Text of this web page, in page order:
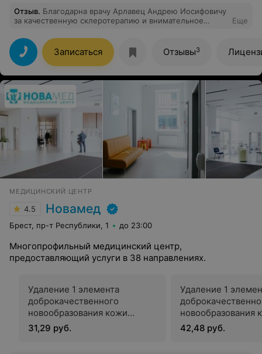
Отзыв. Благодарна врачу Арлавец Андрею Иосифовичу
за качественную склеротерапию и внимательное
объяснил, как всё будет проходить, какие результаты
ожидать и как ухаживать за ногами после. Сейчас, на
этапе реабилитации, вижу отличный результат — ноги
чувствуют себя намного лучше. Всё чётко,
профессионально и по‑человечески!
Еще
Записаться Отзывы3
МЕДИЦИНСКИЙ ЦЕНТР
4.5 Новамед
Брест, пр-т Республики, 1 до 23:00
Многопрофильный медицинский центр,
предоставляющий услуги в 38 направлениях.
Удаление 1 элемента
доброкачественного
новообразования кожи
(бородавки, папилломы и др.)
с применением СО2-лазера
31,29 руб.
Удаление 1
новообразования
(подошвенная
использованием
42,48 руб.